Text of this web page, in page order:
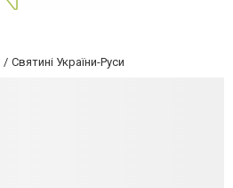
Святині України-Руси